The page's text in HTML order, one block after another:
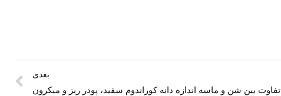
بعدی
تفاوت بین شن و ماسه اندازه دانه کوراندوم سفید، پودر ریز و میکرون